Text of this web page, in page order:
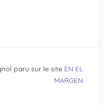
paru sur le site EN EL
MARGEN